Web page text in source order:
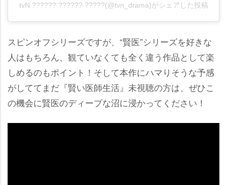
tvN ?????? ?????? ?????(@tvn_drama)がシェアした投稿
スピンオフシリーズですが、“賢医”シリーズを好きな
人はもちろん、観ていなくても全く違う作品として楽
しめるのもポイント！そして本作にハマりそうな予感
がしててまだ『賢い医師生活』未視聴の方は、ぜひこ
の機会に賢医のディープな沼に浸かってください！